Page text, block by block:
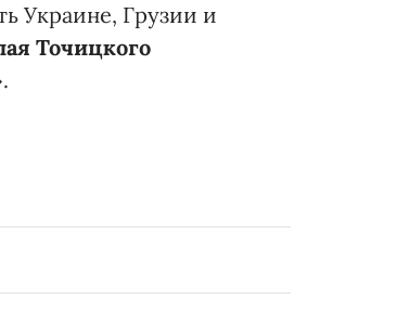
Украине, Грузии и
Точицкого